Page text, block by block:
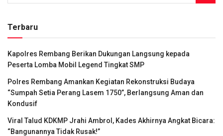
Terbaru
Kapolres Rembang Berikan Dukungan Langsung kepada
Peserta Lomba Mobil Legend Tingkat SMP
Polres Rembang Amankan Kegiatan Rekonstruksi Budaya
“Sumpah Setia Perang Lasem 1750”, Berlangsung Aman dan
Kondusif
Viral Talud KDKMP Jrahi Ambrol, Kades Akhirnya Angkat Bicara:
“Bangunannya Tidak Rusak!”